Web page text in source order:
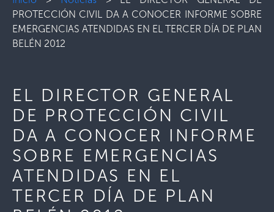
PROTECCIÓN CIVIL DA A CONOCER INFORME SOBRE
EMERGENCIAS ATENDIDAS EN EL TERCER DÍA DE PLAN
BELÉN 2012
EL DIRECTOR GENERAL
DE PROTECCIÓN CIVIL
DA A CONOCER INFORME
SOBRE EMERGENCIAS
ATENDIDAS EN EL
TERCER DÍA DE PLAN